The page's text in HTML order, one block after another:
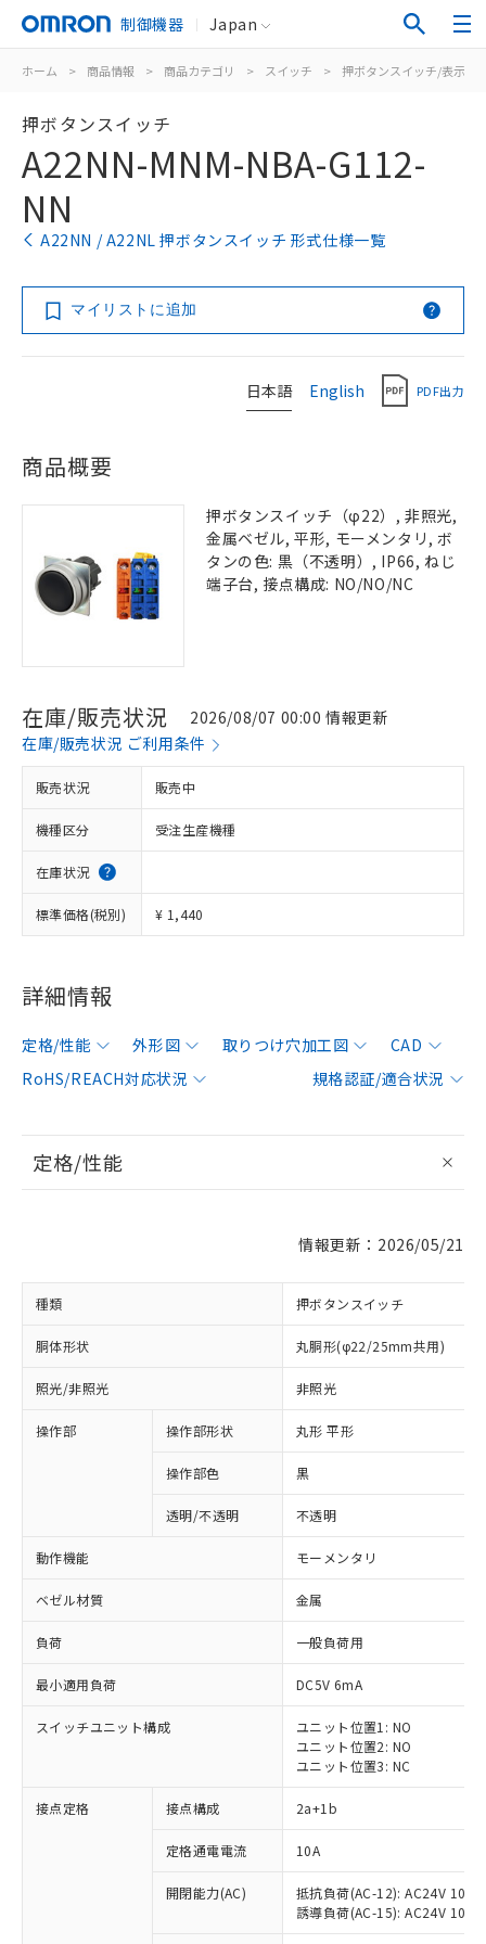
制御機器 Japan
ホーム > 商品情報 > 商品カテゴリ > スイッチ > 押ボタンスイッチ/表示灯
押ボタンスイッチ
A22NN-MNM-NBA-G112-
NN
A22NN / A22NL 押ボタンスイッチ 形式仕様一覧
マイリストに追加
日本語 English PDF出力
商品概要
押ボタンスイッチ（φ22）, 非照光,
金属ベゼル, 平形, モーメンタリ, ボ
タンの色: 黒（不透明）, IP66, ねじ
端子台, 接点構成: NO/NO/NC
在庫/販売状況
2026/08/07 00:00 情報更新
在庫/販売状況 ご利用条件
販売状況 販売中
機種区分 受注生産機種
在庫状況
標準価格(税別) ¥ 1,440
詳細情報
定格/性能 外形図 取りつけ穴加工図
CAD
RoHS/REACH対応状況
規格認証/適合状況
定格/性能
情報更新：2026/05/21
種類 押ボタンスイッチ
胴体形状 丸胴形(φ22/25mm共用)
照光/非照光 非照光
操作部 操作部形状 丸形 平形
操作部色 黒
透明/不透明 不透明
動作機能 モーメンタリ
ベゼル材質 金属
負荷 一般負荷用
最小適用負荷 DC5V 6mA
スイッチユニット構成
ユニット位置1: NO
ユニット位置2: NO
ユニット位置3: NC
接点定格 接点構成 2a+1b
定格通電電流 10A
開閉能力(AC)
抵抗負荷(AC-12): AC24V 10A/
誘導負荷(AC-15): AC24V
※1 対応状況
対応済み：EU RoHS指令（10物質）の
非含有に対応した製品が提供可能な商品で
対応予定：EU RoHS指令（10物質）の非含